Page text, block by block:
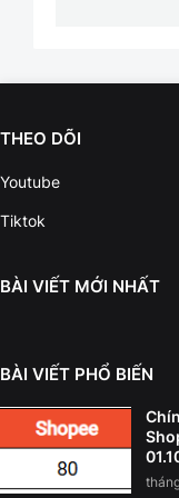
THEO DÕI
Youtube
Tiktok
BÀI VIẾT MỚI NHẤT
BÀI VIẾT PHỔ BIẾN